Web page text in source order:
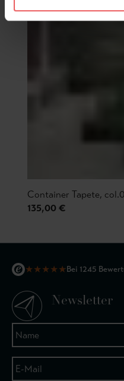
Container Tapete,
135,00 €
★★★★★Bei 1245
Newsletter